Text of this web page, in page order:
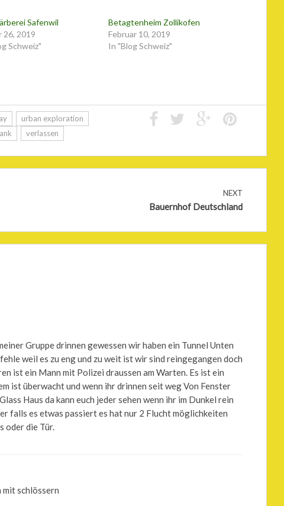
Safenwil
26, 2019
Schweiz"
Betagtenheim Zollikofen
Februar 10, 2019
In "Blog Schweiz"
urban exploration
verlassen
NEXT
Bauernhof Deutschland
Gruppe drinnen gewessen wir haben ein Tunnel Unten
weil es zu eng und zu weit ist wir sind reingegangen doch
ist ein Mann mit Polizei draussen am Warten. Es ist ein
ist überwacht und wenn ihr drinnen seit weg Von Fenster
Haus da kann euch jeder sehen wenn ihr im Dunkel rein
falls es etwas passiert es hat nur 2 Flucht möglichkeiten
oder die Tür.
schlössern